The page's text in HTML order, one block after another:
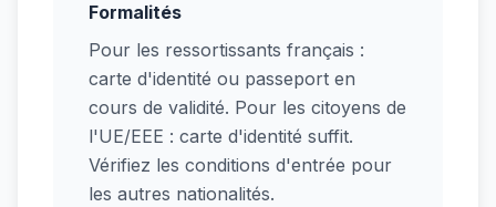
Formalités
Pour les ressortissants français :
carte d'identité ou passeport en
cours de validité. Pour les citoyens de
l'UE/EEE : carte d'identité suffit.
Vérifiez les conditions d'entrée pour
les autres nationalités.